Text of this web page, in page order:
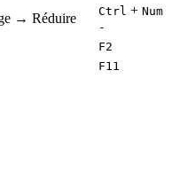
→ Réduire Ctrl + Num
-
F2
F11